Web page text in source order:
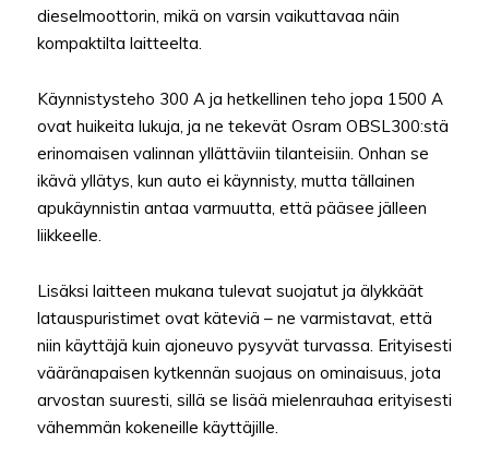
dieselmoottorin, mikä on varsin vaikuttavaa näin
kompaktilta laitteelta.
Käynnistysteho 300 A ja hetkellinen teho jopa 1500 A
ovat huikeita lukuja, ja ne tekevät Osram OBSL300:stä
erinomaisen valinnan yllättäviin tilanteisiin. Onhan se
ikävä yllätys, kun auto ei käynnisty, mutta tällainen
apukäynnistin antaa varmuutta, että pääsee jälleen
liikkeelle.
Lisäksi laitteen mukana tulevat suojatut ja älykkäät
latauspuristimet ovat käteviä – ne varmistavat, että
niin käyttäjä kuin ajoneuvo pysyvät turvassa. Erityisesti
vääränapaisen kytkennän suojaus on ominaisuus, jota
arvostan suuresti, sillä se lisää mielenrauhaa erityisesti
vähemmän kokeneille käyttäjille.